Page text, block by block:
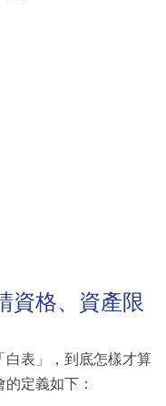
資格、資產限
白表」，到底怎樣才算
定義如下：